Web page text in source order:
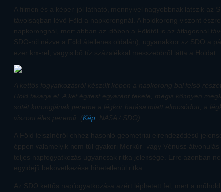
A filmen és a képen jól látható, mennyivel nagyobbnak látszik az
távolságban lévő Föld a napkorongnál. A holdkorong viszont
napkorongnál, mert abban az időben a Földtől is az átlagosnál
SDO-ról nézve a Föld átellenes oldalán), ugyanakkor az SDO a
ezer km-rel, vagyis bő tíz százalékkal messzebbről látta a Holdat.
A kettős fogyatkozásról készült képen a napkorong bal felső
Hold takarja el. A két égitest egyaránt fekete, mégis könnyen
sötét korongjának pereme a légkör hatása miatt elmosódott, a
viszont éles peremű. (Kép: NASA / SDO)
A Föld felszínéről ehhez hasonló geometriai elrendeződésű
éppen valamelyik nem túl gyakori Merkúr- vagy Vénusz-
teljes napfogyatkozás ugyancsak ritka jelensége. Erre azonban
egyidejű bekövetkezése hihetetlenül ritka.
Az SDO kettős napfogyatkozása azért léphetett fel, mert a